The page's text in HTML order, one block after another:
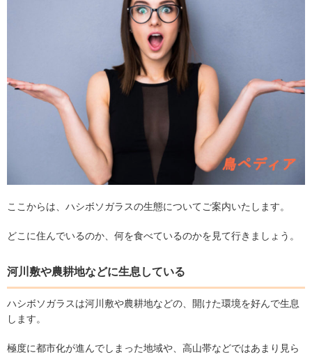
ここからは、ハシボソガラスの生態についてご案内いたします。
どこに住んでいるのか、何を食べているのかを見て行きましょう。
河川敷や農耕地などに生息している
ハシボソガラスは河川敷や農耕地などの、開けた環境を好んで生息
します。
極度に都市化が進んでしまった地域や、高山帯などではあまり見ら